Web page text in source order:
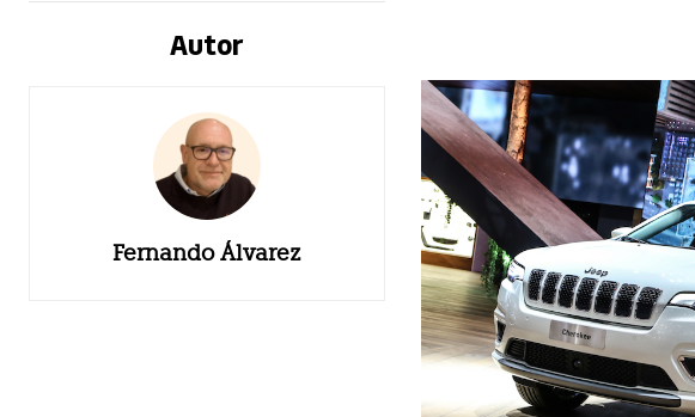
Autor
Fernando Álvarez